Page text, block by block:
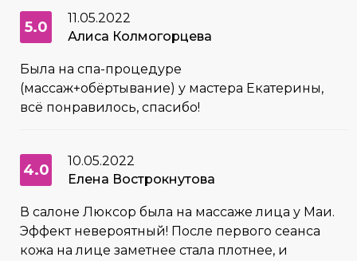
5.0
11.05.2022
Алиса Колмогорцева
Была на спа-процедуре
(массаж+обёртывание) у мастера Екатерины,
всё понравилось, спасибо!
4.0
10.05.2022
Елена Вострокнутова
В салоне Люксор была на массаже лица у Маи.
Эффект невероятный! После первого сеанса
кожа на лице заметнее стала плотнее, и